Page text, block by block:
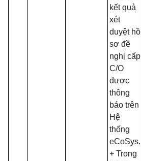
kết quả
xét
duyệt hồ
sơ đề
nghị cấp
C/O
được
thông
báo trên
Hệ
thống
eCoSys.
+ Trong